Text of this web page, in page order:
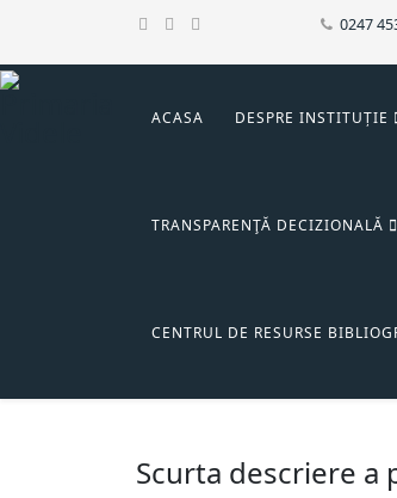
0247
ACASA DESPRE INSTITUȚIE
TRANSPARENŢĂ DECIZIONALĂ
CENTRUL DE RESURSE
Scurta descriere a